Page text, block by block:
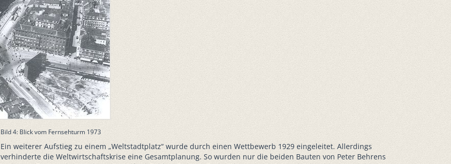
Bild 4: Blick vom Fernsehturm 1973
Ein weiterer Aufstieg zu einem „Weltstadtplatz“ wurde durch einen Wettbewerb 1929 eingeleitet. Allerdings
verhinderte die Weltwirtschaftskrise eine Gesamtplanung. So wurden nur die beiden Bauten von Peter Behrens